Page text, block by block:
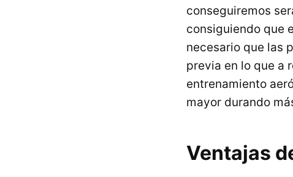
conseguiremos
consiguiendo que
necesario que las
previa en lo que a
entrenamiento
mayor durando
Ventajas